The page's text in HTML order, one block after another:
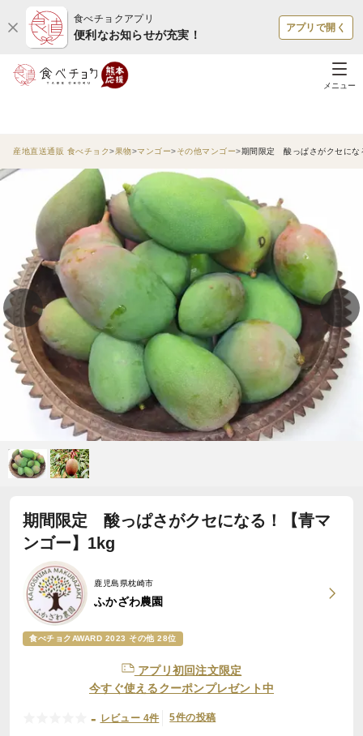
食べチョクアプリ
便利なお知らせが充実！
アプリで開く
メニュー
産地直送通販 食べチョク 果物 マンゴー その他マンゴー 期間限定 酸っぱさがクセにな
期間限定 酸っぱさがクセになる！【青マ
ンゴー】1kg
鹿児島県枕崎市
ふかざわ農園
食べチョクAWARD 2023 その他 28位
アプリ初回注文限定
今すぐ使えるクーポンプレゼント中
- レビュー 4件 5件の投稿